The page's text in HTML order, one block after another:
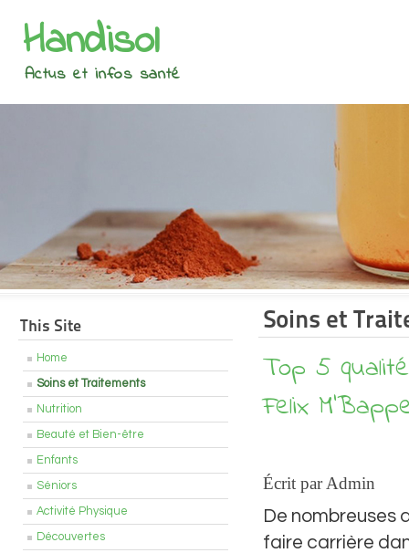
Handisol
Actus et infos santé
This Site
Home
Soins et Traitements
Nutrition
Beauté et Bien-être
Enfants
Séniors
Activité Physique
Découvertes
Soins et
Top 5
Felix
Écrit par Admin
De nombreuses
faire carrière